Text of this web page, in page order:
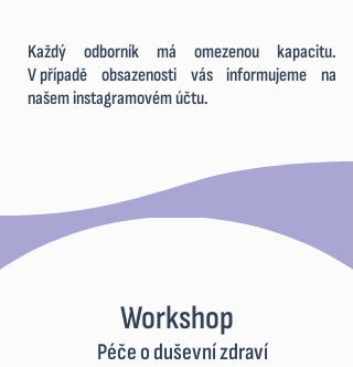
Každý odborník má omezenou kapacitu.
V.případě obsazenosti vás informujeme na
našem instagramovém účtu.
Workshop
Péče o duševní zdraví